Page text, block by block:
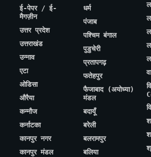
ई-पेपर / ई-
मैगज़ीन
उत्तर प्रदेश
उत्तराखंड
उन्नाव
एटा
ओडिसा
औरैया
कन्नौज
कर्नाटका
कानपुर नगर
कानपुर मंडल
धर्म
पंजाब
पश्चिम बंगाल
पुडुचेरी
प्रतापगढ़
फतेहपुर
फैजाबाद (अयोध्या)
मंडल
बदायूँ
बरेली
बलरामपुर
बलिया